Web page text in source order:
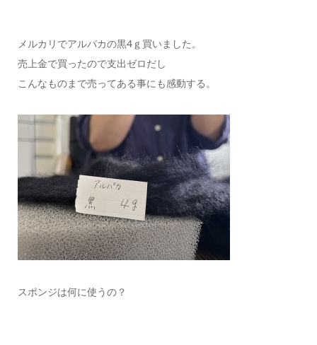
メルカリでアルパカの黒4ｇ買いました。
売上金で買ったので支出ゼロだし
こんなものまで売ってある事にも感動する。
スポンジは何に使うの？